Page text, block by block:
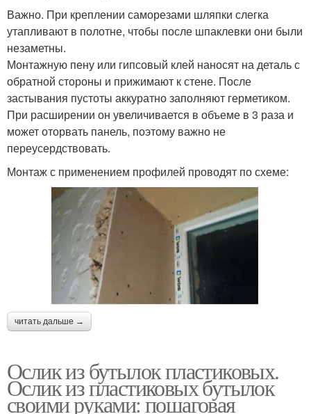
Важно. При креплении саморезами шляпки слегка
утапливают в полотне, чтобы после шпаклевки они были
незаметны.
Монтажную пену или гипсовый клей наносят на деталь с
обратной стороны и прижимают к стене. После
застывания пустоты аккуратно заполняют герметиком.
При расширении он увеличивается в объеме в 3 раза и
может оторвать панель, поэтому важно не
переусердствовать.
Монтаж с применением профилей проводят по схеме:
читать дальше →
Ослик из бутылок пластиковых.
Ослик из пластиковых бутылок
своими руками: пошаговая